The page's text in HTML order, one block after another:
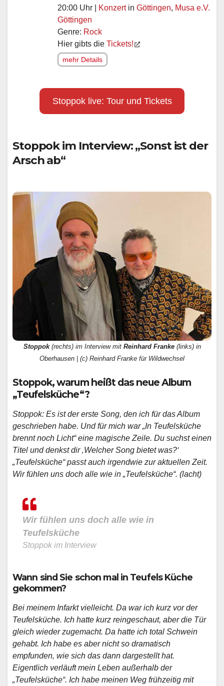
20:00 Uhr | Konzertin Göttingen, Musa e.V.
Göttingen
Genre: Rock
Hier gibts die Tickets!
mehr Details
Stoppok live: Tour und Tickets
Stoppok im Interview: „Sonst ist der
Arsch ab“
Stoppok(rechts) im Interview mit Reinhard Franke(links) in
Oberhausen | (c) Reinhard Franke für Wildwechsel
Stoppok, warum heißt das neue Album
„Teufelsküche“?
Stoppok: Es ist der erste Song, den ich für das Album
geschrieben habe. Und für mich war „In Teufelsküche
brennt noch Licht“ eine magische Zeile. Du suchst einen
Titel und denkst dir ‚Welcher Song bietet was?‘
„Teufelsküche“ passt auch irgendwie zur aktuellen Zeit.
Wir fühlen uns doch alle wie in „Teufelsküche“. (lacht)
Wir fühlen uns doch alle wie in
Teufelsküche
Stoppok im Interview
Wann sind Sie schon mal in Teufels Küche
gekommen?
Bei meinem Infarkt vielleicht. Da war ich kurz vor der
Teufelsküche. Ich hatte kurz reingeschaut, aber die Tür
gleich wieder zugemacht. Da hatte ich total Schwein
gehabt. Ich habe es aber nicht so dramatisch
empfunden, wie sich das dann dargestellt hat.
Eigentlich verläuft mein Leben außerhalb der
„Teufelsküche“. Ich habe meinen Weg frühzeitig mit